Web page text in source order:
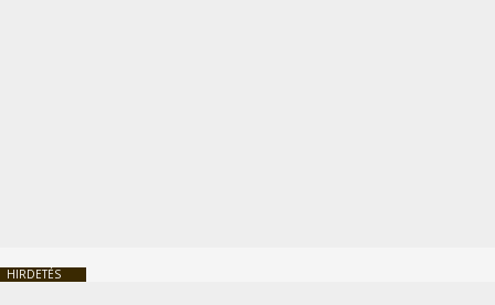
HIRDETÉS